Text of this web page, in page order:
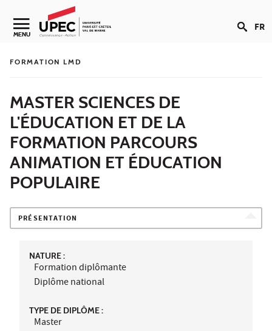
Aller au contenu
Navigation secondaire
MENU FR
FORMATION LMD
MASTER SCIENCES DE
L'ÉDUCATION ET DE LA
FORMATION PARCOURS
ANIMATION ET ÉDUCATION
POPULAIRE
PRÉSENTATION
NATURE :
Formation diplômante
Diplôme national
TYPE DE DIPLÔME :
Master